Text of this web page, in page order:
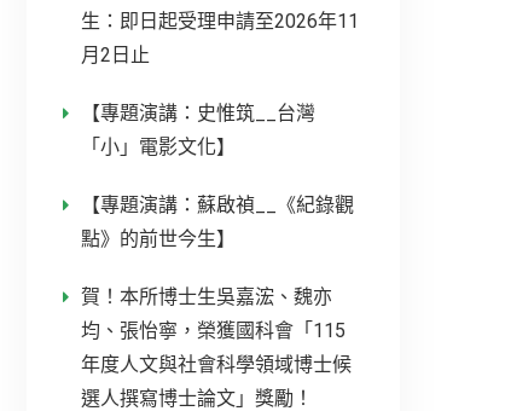
生：即日起受理申請至2026年11
月2日止
【專題演講：史惟筑__台灣
「小」電影文化】
【專題演講：蘇啟禎__《紀錄觀
點》的前世今生】
賀！本所博士生吳嘉浤、魏亦
均、張怡寧，榮獲國科會「115
年度人文與社會科學領域博士候
選人撰寫博士論文」獎勵！